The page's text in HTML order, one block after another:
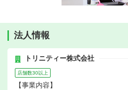
法人情報
トリニティー株式会社
店舗数30以上
【事業内容】